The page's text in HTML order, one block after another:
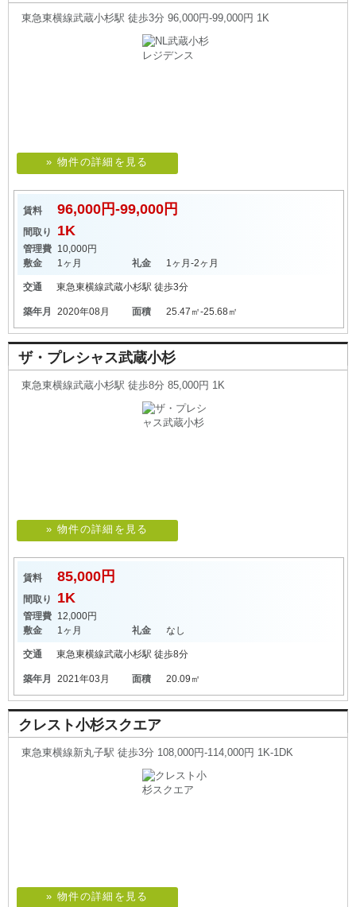
東急東横線武蔵小杉駅 徒歩3分 96,000円-99,000円 1K
» 物件の詳細を見る
賃料 96,000円-99,000円
間取り 1K
管理費 10,000円
敷金
1ヶ月 礼金 1ヶ月-2ヶ月
交通 東急東横線武蔵小杉駅 徒歩3分
築年月 2020年08月 面積 25.47㎡-25.68㎡
ザ・プレシャス武蔵小杉
東急東横線武蔵小杉駅 徒歩8分 85,000円 1K
» 物件の詳細を見る
賃料 85,000円
間取り 1K
管理費 12,000円
敷金
1ヶ月 礼金 なし
交通 東急東横線武蔵小杉駅 徒歩8分
築年月 2021年03月 面積 20.09㎡
クレスト小杉スクエア
東急東横線新丸子駅 徒歩3分 108,000円-114,000円 1K-1DK
» 物件の詳細を見る